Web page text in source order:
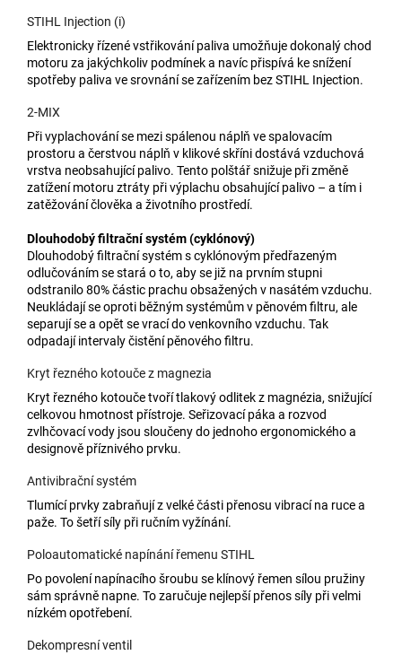
STIHL Injection (i)
Elektronicky řízené vstřikování paliva umožňuje dokonalý chod
motoru za jakýchkoliv podmínek a navíc přispívá ke snížení
spotřeby paliva ve srovnání se zařízením bez STIHL Injection.
2-MIX
Při vyplachování se mezi spálenou náplň ve spalovacím
prostoru a čerstvou náplň v klikové skříni dostává vzduchová
vrstva neobsahující palivo. Tento polštář snižuje při změně
zatížení motoru ztráty při výplachu obsahující palivo – a tím i
zatěžování člověka a životního prostředí.
Dlouhodobý filtrační systém (cyklónový)
Dlouhodobý filtrační systém s cyklónovým předřazeným
odlučováním se stará o to, aby se již na prvním stupni
odstranilo 80% částic prachu obsažených v nasátém vzduchu.
Neukládají se oproti běžným systémům v pěnovém filtru, ale
separují se a opět se vrací do venkovního vzduchu. Tak
odpadají intervaly čistění pěnového filtru.
Kryt řezného kotouče z magnezia
Kryt řezného kotouče tvoří tlakový odlitek z magnézia, snižující
celkovou hmotnost přístroje. Seřizovací páka a rozvod
zvlhčovací vody jsou sloučeny do jednoho ergonomického a
designově příznivého prvku.
Antivibrační systém
Tlumící prvky zabraňují z velké části přenosu vibrací na ruce a
paže. To šetří síly při ručním vyžínání.
Poloautomatické napínání řemenu STIHL
Po povolení napínacího šroubu se klínový řemen sílou pružiny
sám správně napne. To zaručuje nejlepší přenos síly při velmi
nízkém opotřebení.
Dekompresní ventil